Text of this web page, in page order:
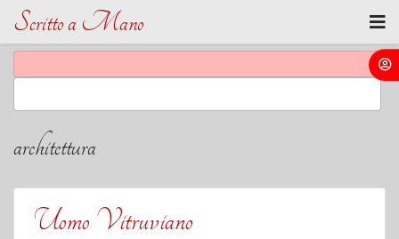
Scritto a Mano
architettura
Uomo Vitruviano